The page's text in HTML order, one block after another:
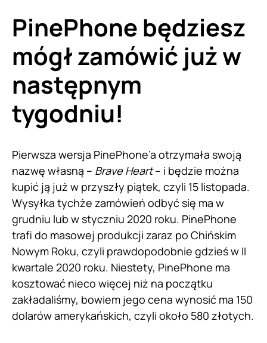
PinePhone będziesz
mógł zamówić już w
następnym
tygodniu!
Pierwsza wersja PinePhone’a otrzymała swoją
nazwę własną – Brave Heart– i będzie można
kupić ją już w przyszły piątek, czyli 15 listopada.
Wysyłka tychże zamówień odbyć się ma w
grudniu lub w styczniu 2020 roku. PinePhone
trafi do masowej produkcji zaraz po Chińskim
Nowym Roku, czyli prawdopodobnie gdzieś w II
kwartale 2020 roku. Niestety, PinePhone ma
kosztować nieco więcej niż na początku
zakładaliśmy, bowiem jego cena wynosić ma 150
dolarów amerykańskich, czyli około 580 złotych.